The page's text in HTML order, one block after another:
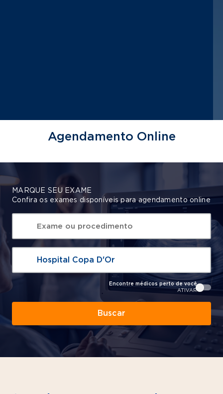
Agendamento Online
MARQUE SEU EXAME
Confira os exames disponíveis para agendamento online
Hospital Copa D'Or
Encontre médicos perto de você
ATIVAR
Buscar